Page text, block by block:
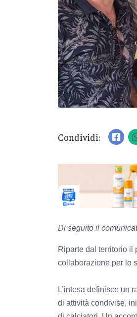
Condividi:
Di seguito il
Riparte dal territorio il
collaborazione per lo
L’intesa definisce un
di attività condivise,